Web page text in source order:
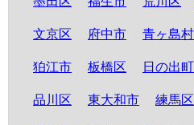
文京区 府中市 青ヶ島村
狛江市 板橋区 日の出町
品川区 東大和市 練馬区